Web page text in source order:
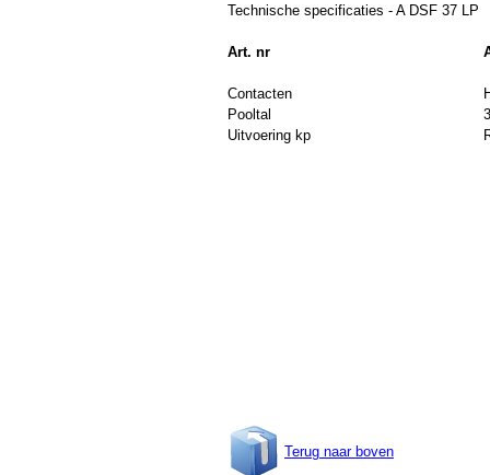
Technische specificaties - A DSF 37 LP
Art. nr
Contacten
Pooltal
Uitvoering kp
Terug naar boven